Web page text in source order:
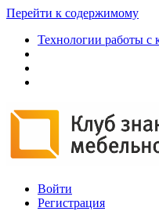
Перейти к содержимому
Технологии работы с
Войти
Регистрация